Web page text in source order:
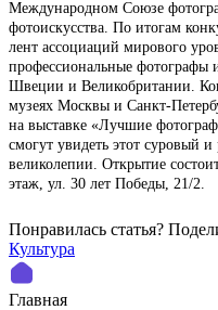
Международном Союзе
фотоискусства. По итогам
лент ассоциаций мирового
профессиональные
Швеции и Великобритании.
музеях Москвы и Санкт-
на выставке «Лучшие
смогут увидеть этот суровый
великолепии. Открытие
этаж, ул. 30 лет Победы, 21/2.
Понравилась статья?
Культура
Главная